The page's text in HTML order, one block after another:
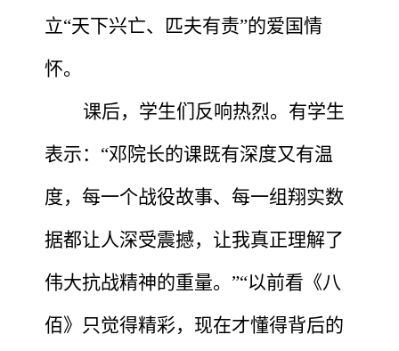
立“天下兴亡、匹夫有责”的爱国情
怀。
课后，学生们反响热烈。有学生
表示： “邓院长的课既有深度又有温
度，每一个战役故事、每一组翔实数
据都让人深受震撼，让我真正理解了
伟大抗战精神的重量。 ”“以前看《八
佰》只觉得精彩，现在才懂得背后的